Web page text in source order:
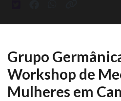
Grupo
Workshop de
Mulheres em